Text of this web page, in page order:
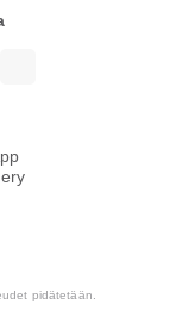
pidätetään.